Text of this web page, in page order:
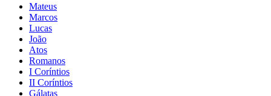
Mateus
Marcos
Lucas
João
Atos
Romanos
I Coríntios
II Coríntios
Gálatas